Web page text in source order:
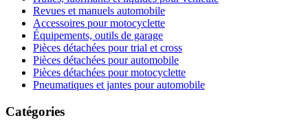
Revues et manuels automobile
Accessoires pour motocyclette
Équipements, outils de garage
Pièces détachées pour trial et cross
Pièces détachées pour automobile
Pièces détachées pour motocyclette
Pneumatiques et jantes pour automobile
Catégories